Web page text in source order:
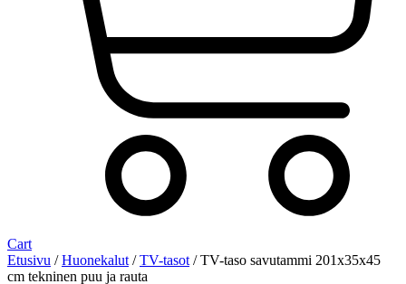
Cart
Etusivu /Huonekalut /TV-tasot / TV-taso savutammi 201x35x45
cm tekninen puu ja rauta